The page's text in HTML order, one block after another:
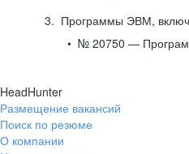
Программы ЭВМ,
№ 20750 —
HeadHunter
Размещение вакансий
Поиск по резюме
О компании